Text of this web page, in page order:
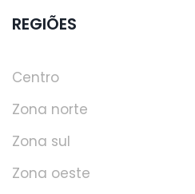
REGIÕES
Centro
Zona norte
Zona sul
Zona oeste